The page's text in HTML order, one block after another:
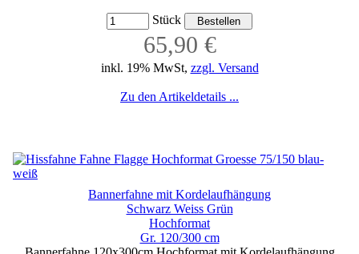
Stück
65,90 €
inkl. 19% MwSt, zzgl. Versand
Zu den Artikeldetails ...
Bannerfahne mit Kordelaufhängung
Schwarz Weiss Grün
Hochformat
Gr. 120/300 cm